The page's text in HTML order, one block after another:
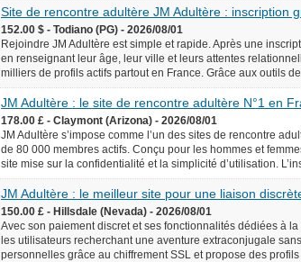
Site de rencontre adultère JM Adultère : inscription
152.00 $ - Todiano (PG) - 2026/08/01
Rejoindre JM Adultère est simple et rapide. Après une
en renseignant leur âge, leur ville et leurs attentes
milliers de profils actifs partout en France. Grâce aux outils
JM Adultère : le site de rencontre adultère N°1 en
178.00 £ - Claymont (Arizona) - 2026/08/01
JM Adultère s’impose comme l’un des sites de rencontre
de 80 000 membres actifs. Conçu pour les hommes et
site mise sur la confidentialité et la simplicité d’utilisation.
JM Adultère : le meilleur site pour une liaison
150.00 £ - Hillsdale (Nevada) - 2026/08/01
Avec son paiement discret et ses fonctionnalités dédiées à
les utilisateurs recherchant une aventure extraconjugale
personnelles grâce au chiffrement SSL et propose des